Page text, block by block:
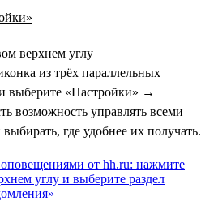
верхнем углу
из трёх параллельных
выберите «Настройки» →
возможность управлять всеми
где удобнее их получать.